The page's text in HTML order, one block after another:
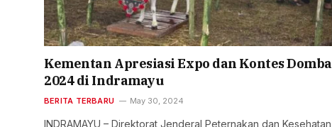
Kementan Apresiasi Expo dan Kontes Domba
2024 di Indramayu
BERITA TERBARU May 30, 2024
INDRAMAYU – Direktorat Jenderal Peternakan dan Kesehatan